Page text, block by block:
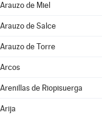
Arauzo de Miel
Arauzo de Salce
Arauzo de Torre
Arcos
Arenillas de Riopisuerga
Arija